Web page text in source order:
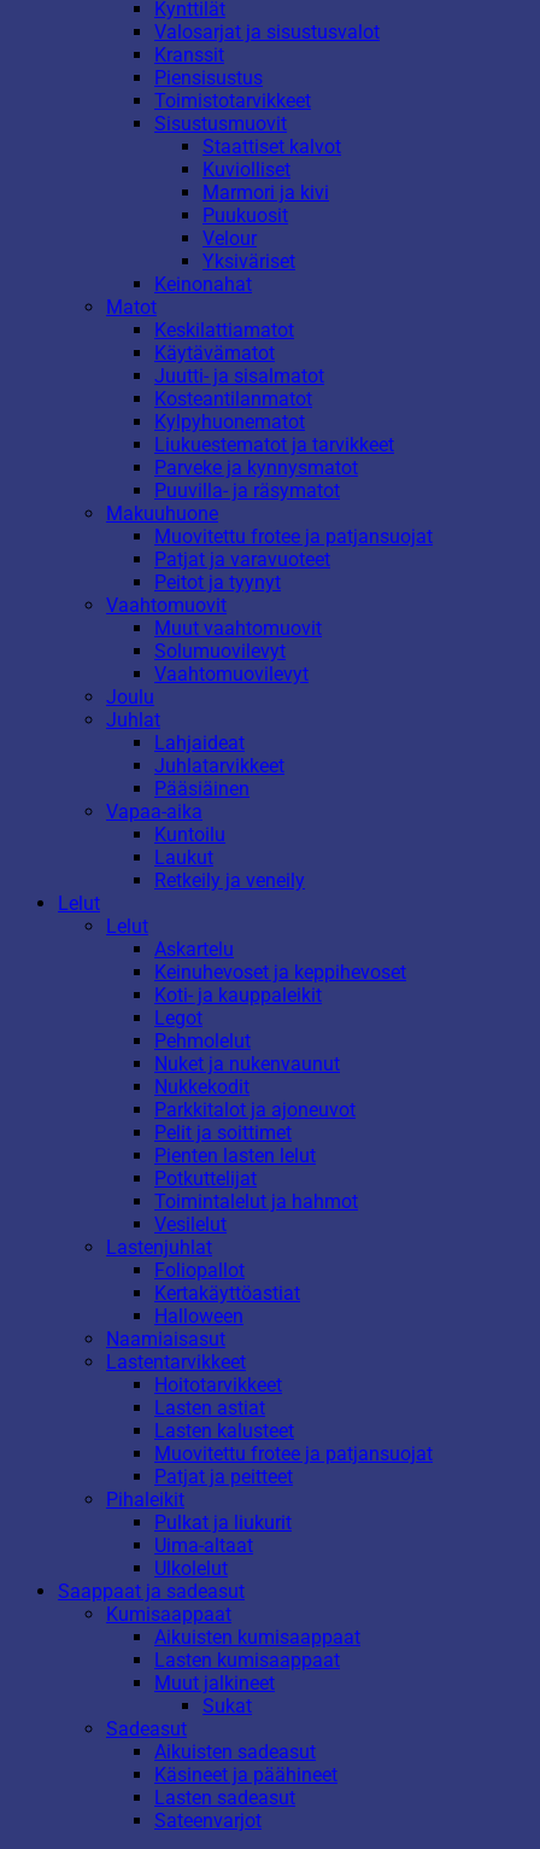
Kynttilät
Valosarjat ja sisustusvalot
Kranssit
Piensisustus
Toimistotarvikkeet
Sisustusmuovit
Staattiset kalvot
Kuviolliset
Marmori ja kivi
Puukuosit
Velour
Yksiväriset
Keinonahat
Matot
Keskilattiamatot
Käytävämatot
Juutti- ja sisalmatot
Kosteantilanmatot
Kylpyhuonematot
Liukuestematot ja tarvikkeet
Parveke ja kynnysmatot
Puuvilla- ja räsymatot
Makuuhuone
Muovitettu frotee ja patjansuojat
Patjat ja varavuoteet
Peitot ja tyynyt
Vaahtomuovit
Muut vaahtomuovit
Solumuovilevyt
Vaahtomuovilevyt
Joulu
Juhlat
Lahjaideat
Juhlatarvikkeet
Pääsiäinen
Vapaa-aika
Kuntoilu
Laukut
Retkeily ja veneily
Lelut
Lelut
Askartelu
Keinuhevoset ja keppihevoset
Koti- ja kauppaleikit
Legot
Pehmolelut
Nuket ja nukenvaunut
Nukkekodit
Parkkitalot ja ajoneuvot
Pelit ja soittimet
Pienten lasten lelut
Potkuttelijat
Toimintalelut ja hahmot
Vesilelut
Lastenjuhlat
Foliopallot
Kertakäyttöastiat
Halloween
Naamiaisasut
Lastentarvikkeet
Hoitotarvikkeet
Lasten astiat
Lasten kalusteet
Muovitettu frotee ja patjansuojat
Patjat ja peitteet
Pihaleikit
Pulkat ja liukurit
Uima-altaat
Ulkolelut
Saappaat ja sadeasut
Kumisaappaat
Aikuisten kumisaappaat
Lasten kumisaappaat
Muut jalkineet
Sukat
Sadeasut
Aikuisten sadeasut
Käsineet ja päähineet
Lasten sadeasut
Sateenvarjot